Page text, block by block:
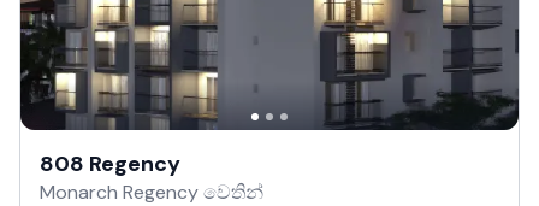
808 Regency
Monarch Regency වෙතින්